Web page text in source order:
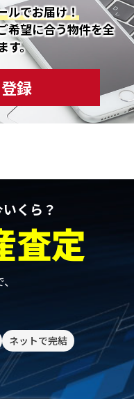
ルでお届け！
希望に合う物件を全
す。
録
くら？
査定
ネットで完結